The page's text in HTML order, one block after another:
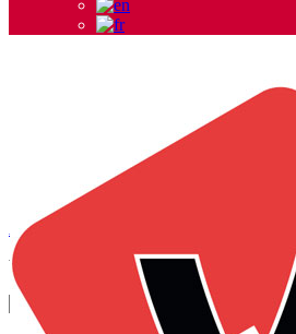
Atlantic Lady
Accueil
Voici le seul résultat